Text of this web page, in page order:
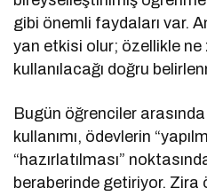
gibi önemli faydaları var.
yan etkisi olur; özellikle ne
kullanılacağı doğru
Bugün öğrenciler
kullanımı, ödevlerin
“hazırlatılması”
beraberinde getiriyor. Zira